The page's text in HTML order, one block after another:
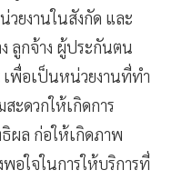
ยงานในสังกัด และ
ลูกจ้าง ผู้ประกันตน
เพื่อเป็นหน่วยงานที่ทำ
ะดวกให้เกิดการ
ผล ก่อให้เกิดภาพ
อใจในการให้บริการที่